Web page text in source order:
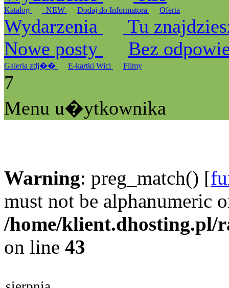
Katalog _NEW Dodaj do Informatora Oferta
Wydarzenia
Tu
Nowe posty
Bez
Galeria zdj�� E-kartki Wici Filmy
7
Menu u�ytkownika
Warning: preg_match() [
must not be alphanumeric
/home/klient.dhosting.pl/
on line 43